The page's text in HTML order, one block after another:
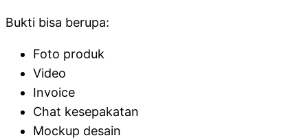
Bukti bisa berupa:
Foto produk
Video
Invoice
Chat kesepakatan
Mockup desain